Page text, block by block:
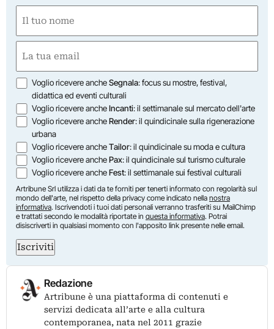
(Obbligatorio)
Nome
(Obbligatorio)
Opzioni
Voglio ricevere ancheSegnala: focus su mostre, festival,
didattica ed eventi culturali
Voglio ricevere ancheIncanti: il settimanale sul mercato dell'arte
Voglio ricevere ancheRender: il quindicinale sulla rigenerazione
urbana
Voglio ricevere ancheTailor: il quindicinale su moda e cultura
Voglio ricevere anchePax: il quindicinale sul turismo culturale
Voglio ricevere ancheFest: il settimanale sui festival culturali
Artribune Srl utilizza i dati da te forniti per tenerti informato con regolarità sul
mondo dell'arte, nel rispetto della privacy come indicato nella nostra
informativa. Iscrivendoti i tuoi dati personali verranno trasferiti su MailChimp
e trattati secondo le modalità riportate in questa informativa. Potrai
disiscriverti in qualsiasi momento con l'apposito link presente nelle email.
Iscriviti
Redazione
Artribune è una piattaforma di contenuti e
servizi dedicata all’arte e alla cultura
contemporanea, nata nel 2011 grazie